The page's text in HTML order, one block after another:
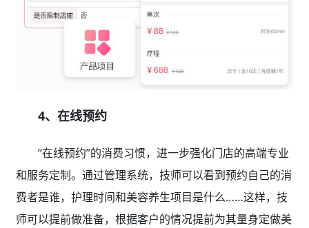
4、在线预约
“在线预约”的消费习惯，进一步强化门店的高端专业
和服务定制。通过管理系统，技师可以看到预约自己的消
费者是谁，护理时间和美容养生项目是什么……这样，技
师可以提前做准备，根据客户的情况提前为其量身定做美